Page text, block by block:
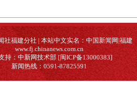
社福建分社 | 本站中文实名：中国新闻网|福建
www.fj.chinanews.com.cn
持：中新网技术部 [闽ICP备13000383]
新闻热线：0591-87825591